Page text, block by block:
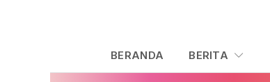
BERANDA BERITA